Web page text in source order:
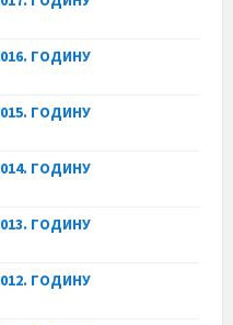
ГОДИНУ
ГОДИНУ
ГОДИНУ
ГОДИНУ
ГОДИНУ